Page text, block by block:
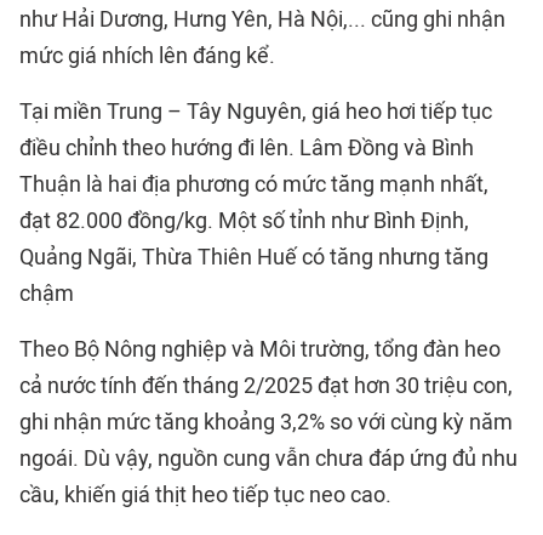
như Hải Dương, Hưng Yên, Hà Nội,... cũng ghi nhận
mức giá nhích lên đáng kể.
Tại miền Trung – Tây Nguyên, giá heo hơi tiếp tục
điều chỉnh theo hướng đi lên. Lâm Đồng và Bình
Thuận là hai địa phương có mức tăng mạnh nhất,
đạt 82.000 đồng/kg. Một số tỉnh như Bình Định,
Quảng Ngãi, Thừa Thiên Huế có tăng nhưng tăng
chậm
Theo Bộ Nông nghiệp và Môi trường, tổng đàn heo
cả nước tính đến tháng 2/2025 đạt hơn 30 triệu con,
ghi nhận mức tăng khoảng 3,2% so với cùng kỳ năm
ngoái. Dù vậy, nguồn cung vẫn chưa đáp ứng đủ nhu
cầu, khiến giá thịt heo tiếp tục neo cao.